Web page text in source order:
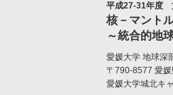
平成27-31年度
核－マント
～統合的地
愛媛大学 地球深
〒790-8577 愛
愛媛大学城北キ